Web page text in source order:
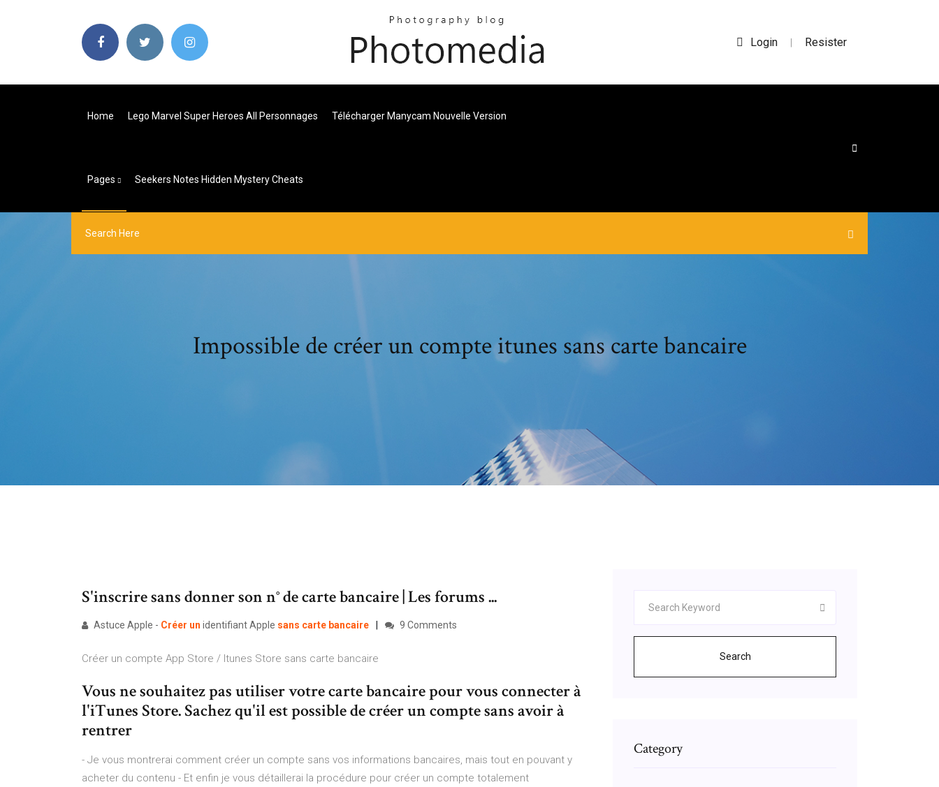
Login | Resister
Home Lego Marvel Super Heroes All Personnages Télécharger Manycam Nouvelle Version
Pages Seekers Notes Hidden Mystery Cheats
Impossible de créer un compte itunes sans carte bancaire
S'inscrire sans donner son n° de carte bancaire | Les forums ...
Astuce Apple - Créer un identifiant Apple sans carte bancaire 9 Comments
Créer un compte App Store / Itunes Store sans carte bancaire
Vous ne souhaitez pas utiliser votre carte bancaire pour vous connecter à
l'iTunes Store. Sachez qu'il est possible de créer un compte sans avoir à
rentrer
- Je vous montrerai comment créer un compte sans vos informations bancaires, mais tout en pouvant y
acheter du contenu - Et enfin je vous détaillerai la procédure pour créer un compte totalement
Search
Category